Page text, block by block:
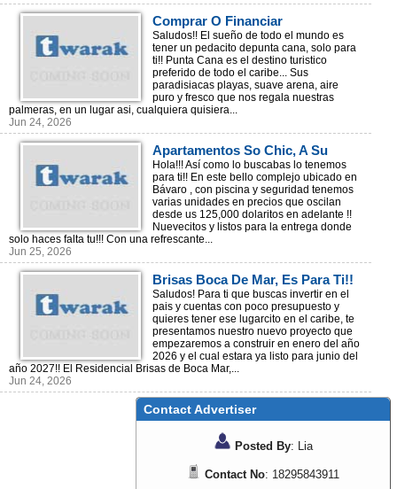
Comprar O Financiar
Apartamentos En Punta Cana!
Saludos!! El sueño de todo el mundo es
tener un pedacito depunta cana, solo para
ti!! Punta Cana es el destino turistico
preferido de todo el caribe... Sus
paradisiacas playas, suave arena, aire
puro y fresco que nos regala nuestras
palmeras, en un lugar asi, cualquiera quisiera...
Jun 24, 2026
Apartamentos So Chic, A Su
Gusto Y Presupuesto, Bavaro!!!
Hola!!! Así como lo buscabas lo tenemos
para ti!! En este bello complejo ubicado en
Bávaro , con piscina y seguridad tenemos
varias unidades en precios que oscilan
desde us 125,000 dolaritos en adelante !!
Nuevecitos y listos para la entrega donde
solo haces falta tu!!! Con una refrescante...
Jun 25, 2026
Brisas Boca De Mar, Es Para Ti!!
Saludos! Para ti que buscas invertir en el
pais y cuentas con poco presupuesto y
quieres tener ese lugarcito en el caribe, te
presentamos nuestro nuevo proyecto que
empezaremos a construir en enero del año
2026 y el cual estara ya listo para junio del
año 2027!! El Residencial Brisas de Boca Mar,...
Jun 24, 2026
Contact Advertiser
Posted By: Lia
Contact No: 18295843911